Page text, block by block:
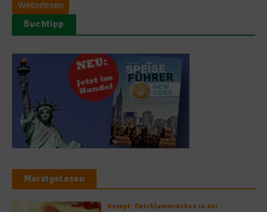
Weiterlesen
Buchtipp
Meistgelesen
Rezept: Deichlammrücken in der